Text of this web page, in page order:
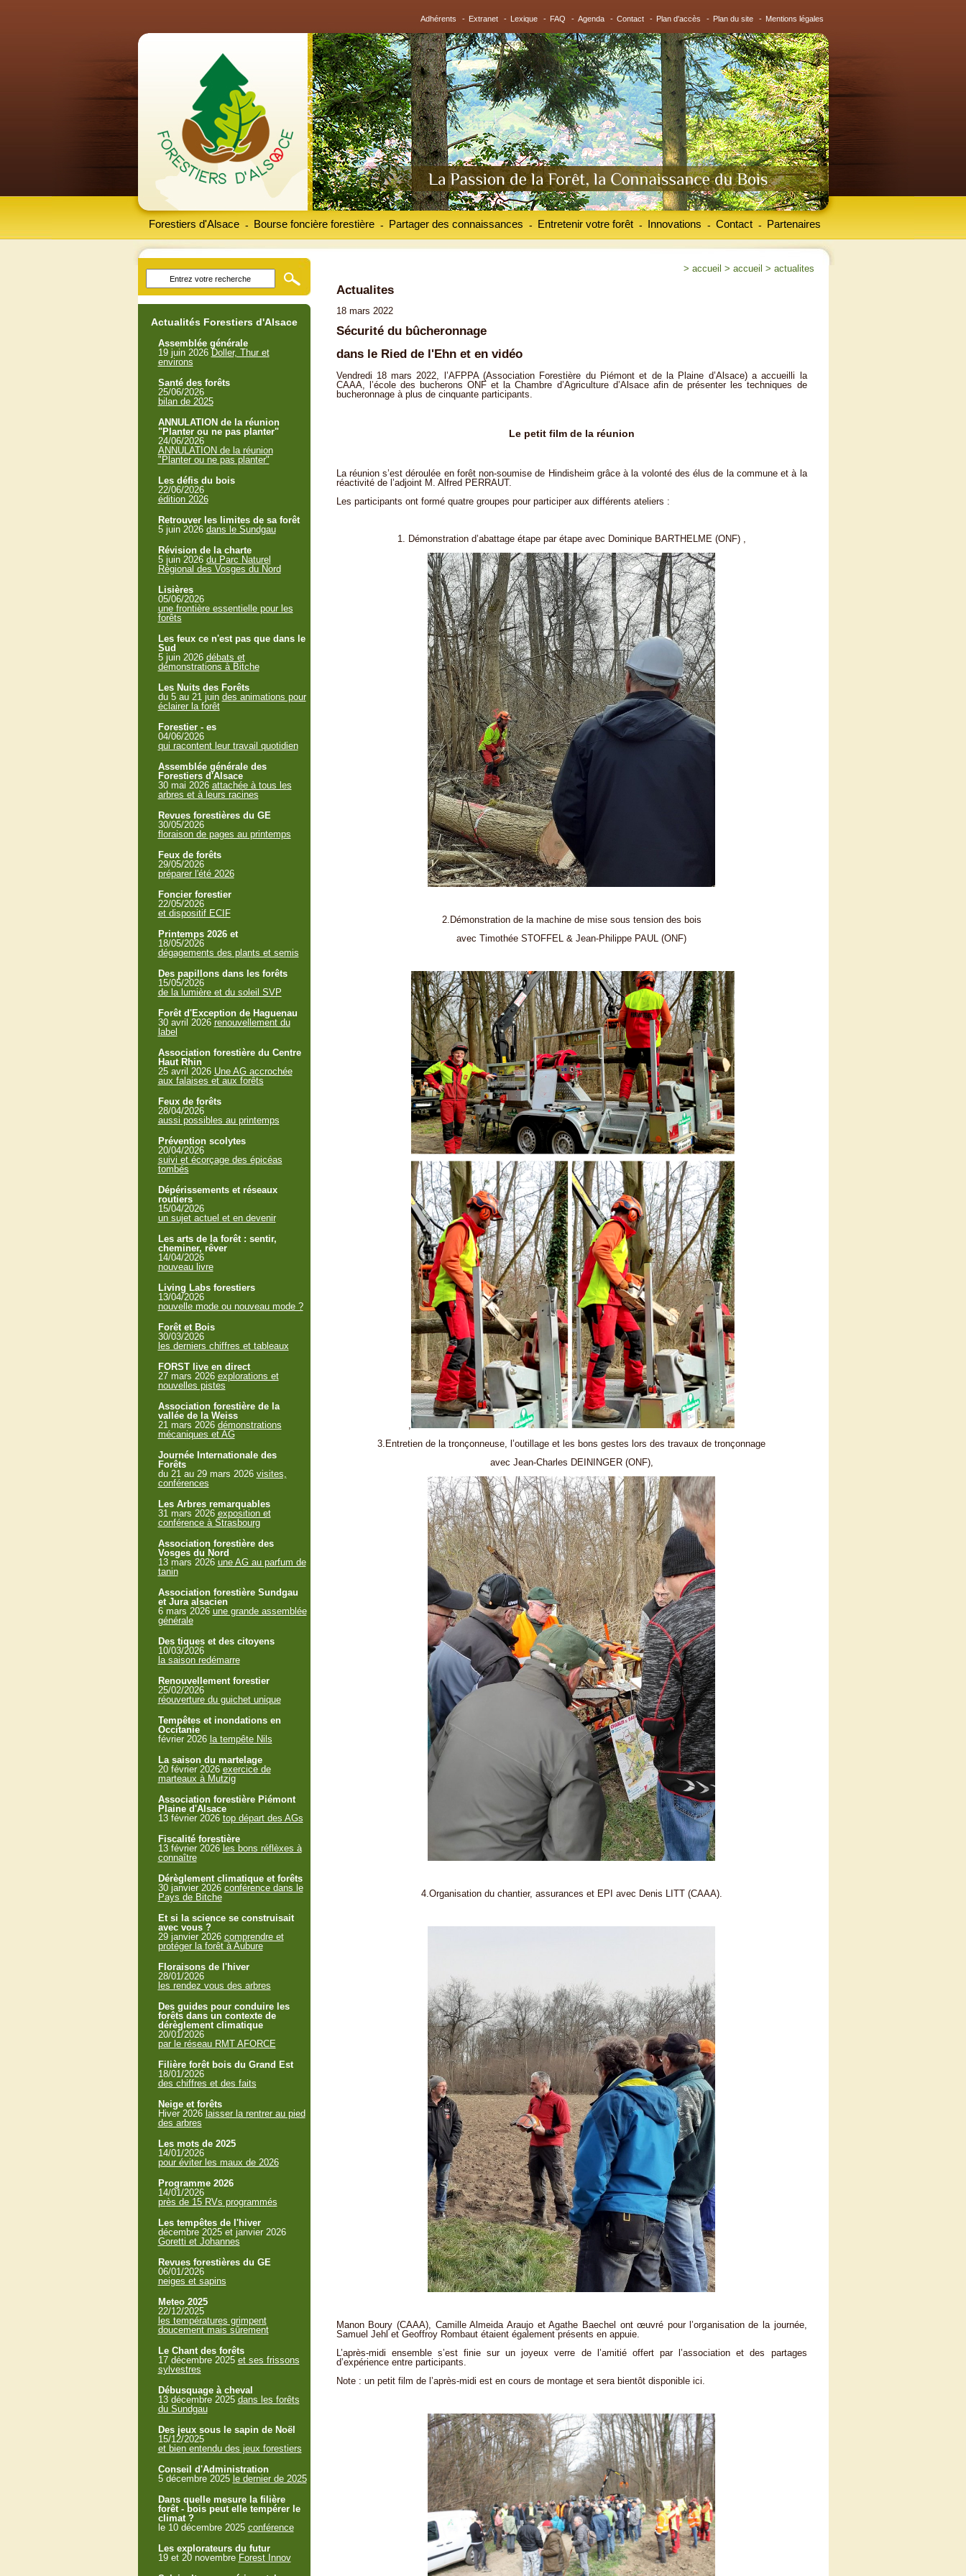
Adhérents - Extranet - Lexique - FAQ - Agenda - Contact - Plan d'accès - Plan du site - Mentions légales
Forestiers d'Alsace Bourse foncière forestière
- Partager des connaissances
- Entretenir votre forêt
- Innovations
- Contact
- Partenaires
-
> accueil > accueil > actualites
Actualites
18 mars 2022
Sécurité du bûcheronnage
dans le Ried de l'Ehn et en vidéo
Vendredi 18 mars 2022, l’AFPPA (Association Forestière du Piémont et de la Plaine d’Alsace) a accueilli la
CAAA, l’école des bucherons ONF et la Chambre d’Agriculture d’Alsace afin de présenter les techniques de
bucheronnage à plus de cinquante participants.
Le petit film de la réunion
La réunion s’est déroulée en forêt non-soumise de Hindisheim grâce à la volonté des élus de la commune et à la
réactivité de l’adjoint M. Alfred PERRAUT.
Les participants ont formé quatre groupes pour participer aux différents ateliers :
1. Démonstration d’abattage étape par étape avec Dominique BARTHELME (ONF) ,
2.Démonstration de la machine de mise sous tension des bois
avec Timothée STOFFEL & Jean-Philippe PAUL (ONF)
,
3.Entretien de la tronçonneuse, l’outillage et les bons gestes lors des travaux de tronçonnage
avec Jean-Charles DEININGER (ONF),
4.Organisation du chantier, assurances et EPI avec Denis LITT (CAAA).
Manon Boury (CAAA), Camille Almeida Araujo et Agathe Baechel ont œuvré pour l’organisation de la journée,
Samuel Jehl et Geoffroy Rombaut étaient également présents en appuie.
L’après-midi ensemble s’est finie sur un joyeux verre de l’amitié offert par l’association et des partages
d’expérience entre participants.
Note : un petit film de l’après-midi est en cours de montage et sera bientôt disponible ici.
Actualités Forestiers d'Alsace
Assemblée générale
19 juin 2026 Doller, Thur et
environs
Santé des forêts
25/06/2026
bilan de 2025
ANNULATION de la réunion
"Planter ou ne pas planter"
24/06/2026
ANNULATION de la réunion
"Planter ou ne pas planter"
Les défis du bois
22/06/2026
édition 2026
Retrouver les limites de sa forêt
5 juin 2026 dans le Sundgau
Révision de la charte
5 juin 2026 du Parc Naturel
Régional des Vosges du Nord
Lisières
05/06/2026
une frontière essentielle pour les
forêts
Les feux ce n'est pas que dans le
Sud
5 juin 2026 débats et
démonstrations à Bitche
Les Nuits des Forêts
du 5 au 21 juin des animations pour
éclairer la forêt
Forestier - es
04/06/2026
qui racontent leur travail quotidien
Assemblée générale des
Forestiers d'Alsace
30 mai 2026 attachée à tous les
arbres et à leurs racines
Revues forestières du GE
30/05/2026
floraison de pages au printemps
Feux de forêts
29/05/2026
préparer l'été 2026
Foncier forestier
22/05/2026
et dispositif ECIF
Printemps 2026 et
18/05/2026
dégagements des plants et semis
Des papillons dans les forêts
15/05/2026
de la lumière et du soleil SVP
Forêt d'Exception de Haguenau
30 avril 2026 renouvellement du
label
Association forestière du Centre
Haut Rhin
25 avril 2026 Une AG accrochée
aux falaises et aux forêts
Feux de forêts
28/04/2026
aussi possibles au printemps
Prévention scolytes
20/04/2026
suivi et écorçage des épicéas
tombés
Dépérissements et réseaux
routiers
15/04/2026
un sujet actuel et en devenir
Les arts de la forêt : sentir,
cheminer, rêver
14/04/2026
nouveau livre
Living Labs forestiers
13/04/2026
nouvelle mode ou nouveau mode ?
Forêt et Bois
30/03/2026
les derniers chiffres et tableaux
FORST live en direct
27 mars 2026 explorations et
nouvelles pistes
Association forestière de la
vallée de la Weiss
21 mars 2026 démonstrations
mécaniques et AG
Journée Internationale des
Forêts
du 21 au 29 mars 2026 visites,
conférences
Les Arbres remarquables
31 mars 2026 exposition et
conférence à Strasbourg
Association forestière des
Vosges du Nord
13 mars 2026 une AG au parfum de
tanin
Association forestière Sundgau
et Jura alsacien
6 mars 2026 une grande assemblée
générale
Des tiques et des citoyens
10/03/2026
la saison redémarre
Renouvellement forestier
25/02/2026
réouverture du guichet unique
Tempêtes et inondations en
Occitanie
février 2026 la tempête Nils
La saison du martelage
20 février 2026 exercice de
marteaux à Mutzig
Association forestière Piémont
Plaine d'Alsace
13 février 2026 top départ des AGs
Fiscalité forestière
13 février 2026 les bons réflèxes à
connaître
Dérèglement climatique et forêts
30 janvier 2026 conférence dans le
Pays de Bitche
Et si la science se construisait
avec vous ?
29 janvier 2026 comprendre et
protéger la forêt à Aubure
Floraisons de l'hiver
28/01/2026
les rendez vous des arbres
Des guides pour conduire les
forêts dans un contexte de
dérèglement climatique
20/01/2026
par le réseau RMT AFORCE
Filière forêt bois du Grand Est
18/01/2026
des chiffres et des faits
Neige et forêts
Hiver 2026 laisser la rentrer au pied
des arbres
Les mots de 2025
14/01/2026
pour éviter les maux de 2026
Programme 2026
14/01/2026
près de 15 RVs programmés
Les tempêtes de l'hiver
décembre 2025 et janvier 2026
Goretti et Johannes
Revues forestières du GE
06/01/2026
neiges et sapins
Meteo 2025
22/12/2025
les températures grimpent
doucement mais sûrement
Le Chant des forêts
17 décembre 2025 et ses frissons
sylvestres
Débusquage à cheval
13 décembre 2025 dans les forêts
du Sundgau
Des jeux sous le sapin de Noël
15/12/2025
et bien entendu des jeux forestiers
Conseil d'Administration
5 décembre 2025 le dernier de 2025
Dans quelle mesure la filière
forêt - bois peut elle tempérer le
climat ?
le 10 décembre 2025 conférence
Les explorateurs du futur
19 et 20 novembre Forest Innov